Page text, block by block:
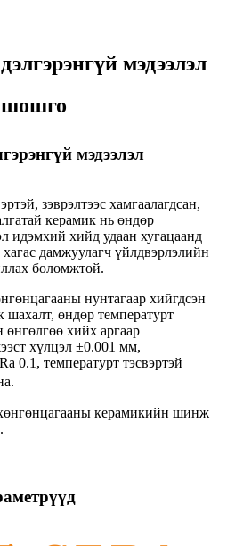
мэдээлэл
шошго
мэдээлэл
зэврэлтээс хамгаалагдсан,
керамик нь өндөр
идэмхий хийд удаан хугацаанд
дамжуулагч үйлдвэрлэлийн
боломжтой.
нунтагаар хийгдсэн
шахалт, өндөр температурт
хийх аргаар
хүлцэл ±0.001 мм,
0.1, температурт тэсвэртэй
керамикийн шинж